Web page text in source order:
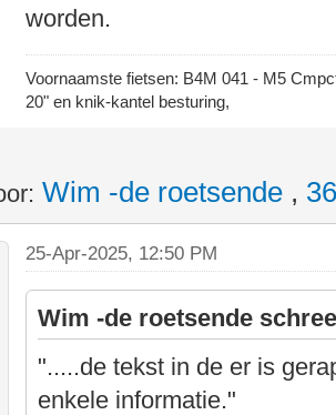
worden.
Voornaamste fietsen: B4M 041 - M5
20" en knik-kantel besturing,
Wim -de roetsende ,
25-Apr-2025, 12:50 PM
Wim -de roetsende
".....de tekst in de er is
enkele informatie."